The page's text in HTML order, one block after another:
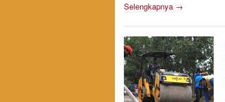
Selengkapnya →